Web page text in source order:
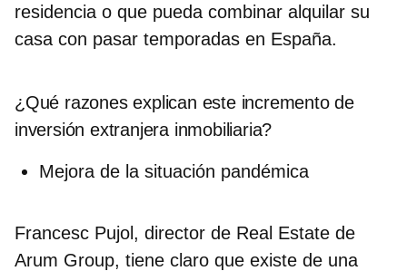
residencia o que pueda combinar alquilar su
casa con pasar temporadas en España.
¿Qué razones explican este incremento de
inversión extranjera inmobiliaria?
Mejora de la situación pandémica
Francesc Pujol, director de Real Estate de
Arum Group, tiene claro que existe de una